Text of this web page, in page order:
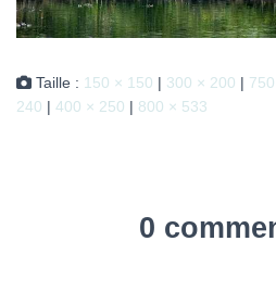
Taille : 150 × 150 | 300 × 200 |
240 | 400 × 250 | 800 × 533
0